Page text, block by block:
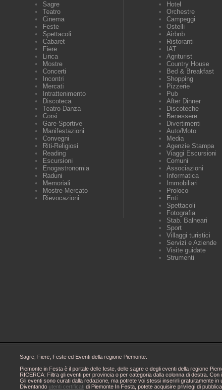
Sagre
Teatro
Cinema
Feste
Spettacoli
Cabaret
Fiere
Lirica
Mostre
Concerti
Incontri
Mercati
Intrattenimento
Discoteca
Teatro-Danza
Corsi
Gare-Sportive
Manifestazioni
Convegni
Riti-Religiosi
Reading
Escursioni
Enogastronomia
Raduni
Memoriali
Mostre-Mercato
Rievocazioni
Hotel
Orchestre
Campeggi
Ostelli
Airbnb
Ristoranti
IAT
Agriturist
Country House
Bed & Breakfast
Shopping
Pizzerie
Pub
After Dinner
Discoteche
Benessere
Divertimenti
Auto/Moto
Media
Agenzie Stampa
Viaggi Escursioni
Comuni
Associazioni
Informatica
Immobiliari
Proloco
Enti
Spettacoli
Fotografia
Stab. Balneari
Sport
Villaggi turistici
Servizi e Aziende
Visite guidate
Strumenti
Sagre, Fiere, Feste ed Eventi della regione Piemonte.
Piemonte in Festa è il portale delle feste, delle sagre e degli eventi della regione
RICERCA: Filtra gli eventi per provincia o per categoria dalla colonna di destra.
Gli eventi sono curati dalla redazione, ma potrete voi stessi inserirli gratuitamente
Diventando utenti certificati di Piemonte In Festa, potete acquisire privilegi di